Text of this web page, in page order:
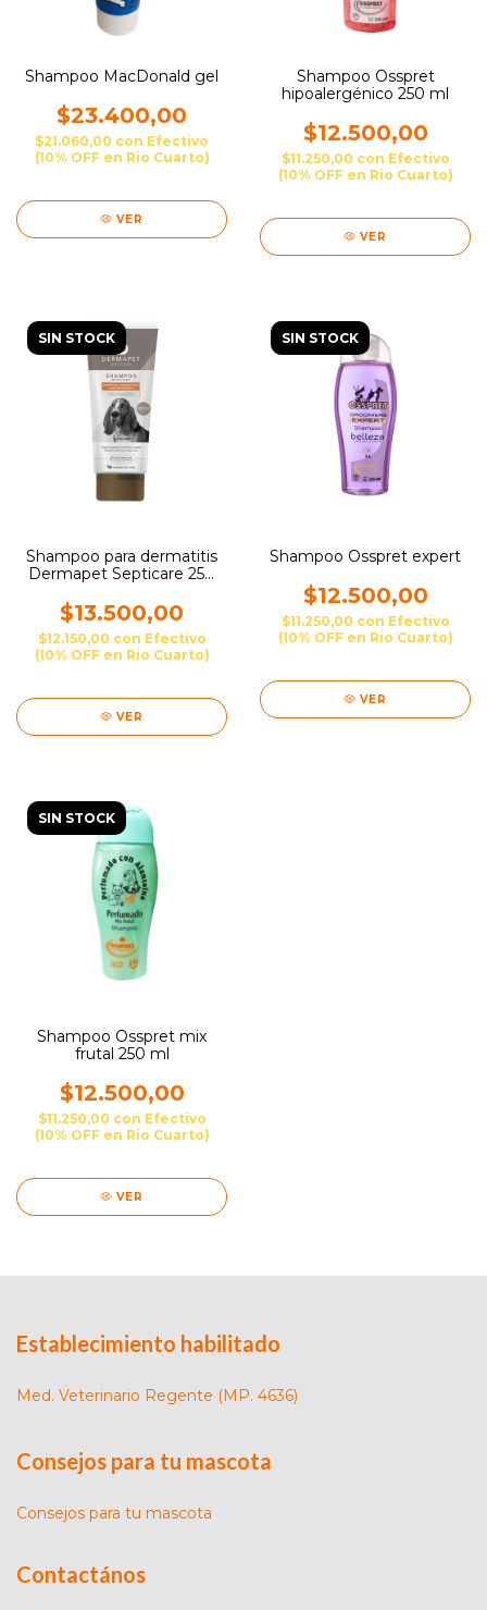
Shampoo MacDonald gel
$23.400,00
$21.060,00 con Efectivo
(10% OFF en Rio Cuarto)
VER
Shampoo Osspret
hipoalergénico 250 ml
$12.500,00
$11.250,00 con Efectivo
(10% OFF en Rio Cuarto)
VER
SIN STOCK
Shampoo para dermatitis
Dermapet Septicare 250
$13.500,00
$12.150,00 con Efectivo
(10% OFF en Rio Cuarto)
VER
SIN STOCK
Shampoo Osspret expert
$12.500,00
$11.250,00 con Efectivo
(10% OFF en Rio Cuarto)
VER
SIN STOCK
Shampoo Osspret mix
frutal 250 ml
$12.500,00
$11.250,00 con Efectivo
(10% OFF en Rio Cuarto)
VER
Establecimiento habilitado
Med. Veterinario Regente (MP. 4636)
Consejos para tu mascota
Consejos para tu mascota
Contactános